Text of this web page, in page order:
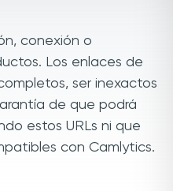
conexión o
Los enlaces de
ser inexactos
de que podrá
estos URLs ni que
con Camlytics.